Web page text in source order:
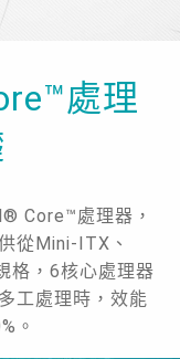
處理
Core™處理器，
從Mini-ITX、
格，6核心處理器
工處理時，效能
。